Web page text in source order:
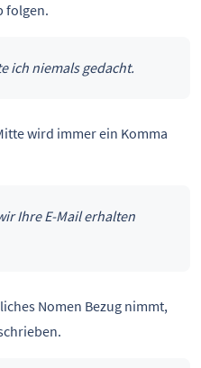
folgen.
ich niemals gedacht.
wird immer ein Komma
Ihre E-Mail erhalten
Nomen Bezug nimmt,